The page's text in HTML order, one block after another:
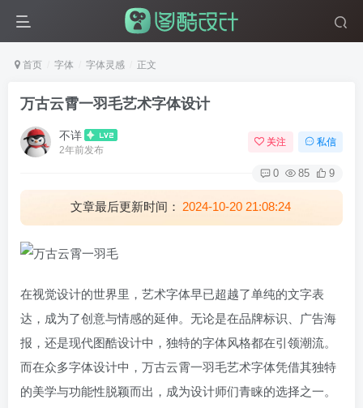
首页 字体 字体灵感 正文
万古云霄一羽毛艺术字体设计
不详
2年前发布
关注 私信
0 85 9
文章最后更新时间： 2024-10-20 21:08:24
在视觉设计的世界里，艺术字体早已超越了单纯的文字表
达，成为了创意与情感的延伸。无论是在品牌标识、广告海
报，还是现代图酷设计中，独特的字体风格都在引领潮流。
而在众多字体设计中，万古云霄一羽毛艺术字体凭借其独特
的美学与功能性脱颖而出，成为设计师们青睐的选择之一。